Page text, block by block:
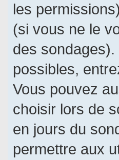
les
(si vous ne le
des
possibles,
Vous pouvez
choisir lors de
en jours du
permettre aux